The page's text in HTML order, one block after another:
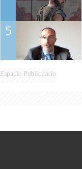
5
Espacio Publicitario